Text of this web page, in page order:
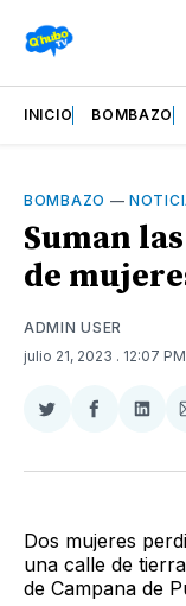
INICIO BOMBAZO
BOMBAZO —
Suman
de
ADMIN USER
julio 21, 2023 . 12:07 PM
Compartir
Twitter
Compartir
Facebook
Dos mujeres
una calle de
de Campana de